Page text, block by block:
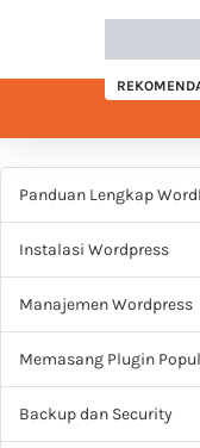
Panduan Lengkap
Instalasi Wordpress
Manajemen Wordpress
Memasang Plugin
Backup dan Security